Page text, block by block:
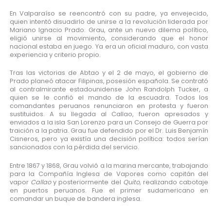
En Valparaíso se reencontró con su padre, ya envejecido,
quien intentó disuadirlo de unirse a la revolución liderada por
Mariano Ignacio Prado. Grau, ante un nuevo dilema político,
eligió unirse al movimiento, considerando que el honor
nacional estaba en juego. Ya era un oficial maduro, con vasta
experiencia y criterio propio.
Tras las victorias de Abtao y el 2 de mayo, el gobierno de
Prado planeó atacar Filipinas, posesión española. Se contrató
al contralmirante estadounidense John Randolph Tucker, a
quien se le confió el mando de la escuadra. Todos los
comandantes peruanos renunciaron en protesta y fueron
sustituidos. A su llegada al Callao, fueron apresados y
enviados a la isla San Lorenzo para un Consejo de Guerra por
traición a la patria. Grau fue defendido por el Dr. Luis Benjamín
Cisneros, pero ya existía una decisión política: todos serían
sancionados con la pérdida del servicio.
Entre 1867 y 1868, Grau volvió a la marina mercante, trabajando
para la Compañía Inglesa de Vapores como capitán del
vapor Callaoy posteriormente del Quito, realizando cabotaje
en puertos peruanos. Fue el primer sudamericano en
comandar un buque de bandera inglesa.